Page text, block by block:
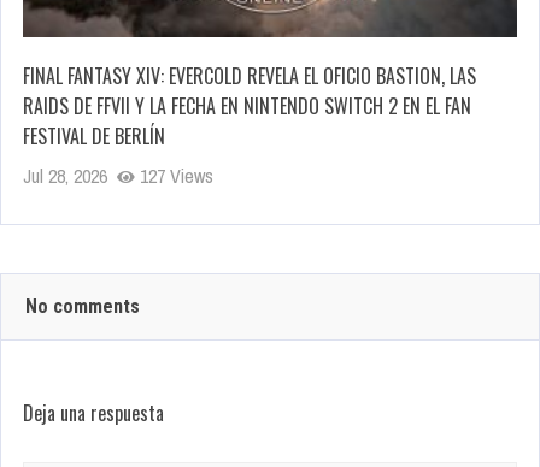
FINAL FANTASY XIV: EVERCOLD REVELA EL OFICIO BASTION, LAS
RAIDS DE FFVII Y LA FECHA EN NINTENDO SWITCH 2 EN EL FAN
FESTIVAL DE BERLÍN
Jul 28, 2026 127 Views
No comments
Deja una respuesta